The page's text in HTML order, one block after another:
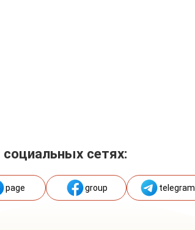
сетях:
page group telegram